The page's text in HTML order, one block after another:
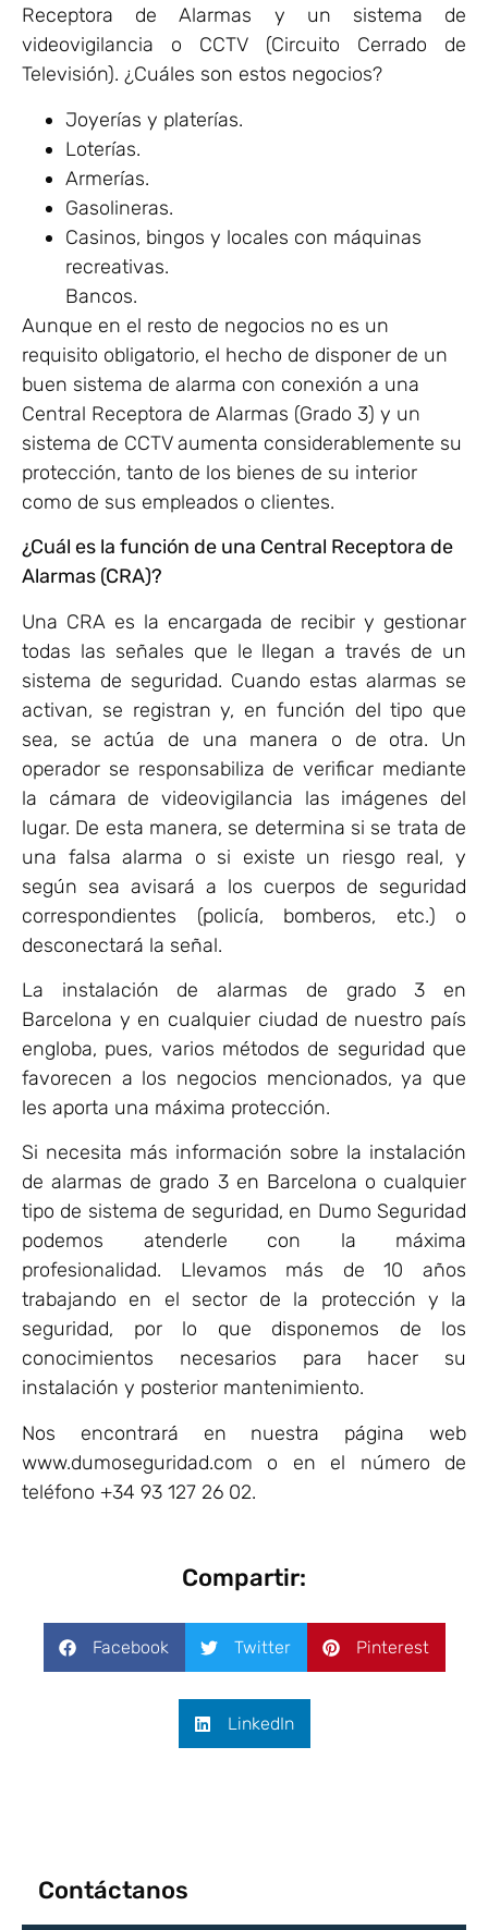
Receptora de Alarmas y un sistema de
videovigilancia o CCTV (Circuito Cerrado de
Televisión). ¿Cuáles son estos negocios?
Joyerías y platerías.
Loterías.
Armerías.
Gasolineras.
Casinos, bingos y locales con máquinas
recreativas.
Bancos.
Aunque en el resto de negocios no es un
requisito obligatorio, el hecho de disponer de un
buen sistema de alarma con conexión a una
Central Receptora de Alarmas (Grado 3) y un
sistema de CCTV aumenta considerablemente su
protección, tanto de los bienes de su interior
como de sus empleados o clientes.
¿Cuál es la función de una Central Receptora de
Alarmas (CRA)?
Una CRA es la encargada de recibir y gestionar
todas las señales que le llegan a través de un
sistema de seguridad. Cuando estas alarmas se
activan, se registran y, en función del tipo que
sea, se actúa de una manera o de otra. Un
operador se responsabiliza de verificar mediante
la cámara de videovigilancia las imágenes del
lugar. De esta manera, se determina si se trata de
una falsa alarma o si existe un riesgo real, y
según sea avisará a los cuerpos de seguridad
correspondientes (policía, bomberos, etc.) o
desconectará la señal.
La instalación de alarmas de grado 3 en
Barcelona y en cualquier ciudad de nuestro país
engloba, pues, varios métodos de seguridad que
favorecen a los negocios mencionados, ya que
les aporta una máxima protección.
Si necesita más información sobre la instalación
de alarmas de grado 3 en Barcelona o cualquier
tipo de sistema de seguridad, en Dumo Seguridad
podemos atenderle con la máxima
profesionalidad. Llevamos más de 10 años
trabajando en el sector de la protección y la
seguridad, por lo que disponemos de los
conocimientos necesarios para hacer su
instalación y posterior mantenimiento.
Nos encontrará en nuestra página web
www.dumoseguridad.com o en el número de
teléfono +34 93 127 26 02.
Compartir:
Facebook Twitter Pinterest
LinkedIn
Contáctanos